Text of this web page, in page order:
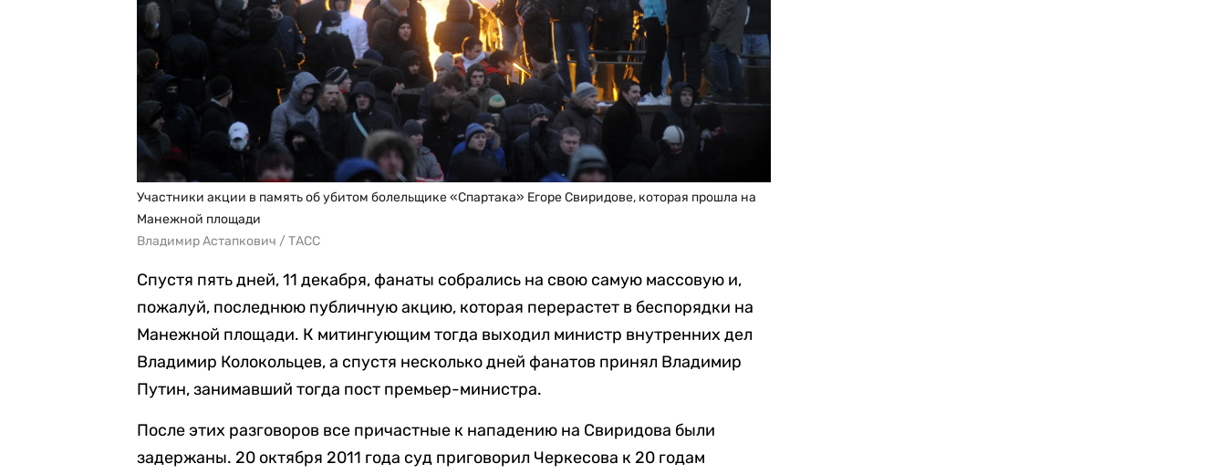
Участники акции в память об убитом болельщике «Спартака» Егоре Свиридове, которая прошла на
Манежной площади
Владимир Астапкович / ТАСС
Спустя пять дней, 11 декабря, фанаты собрались на свою самую массовую и,
пожалуй, последнюю публичную акцию, которая перерастет в беспорядки на
Манежной площади. К митингующим тогда выходил министр внутренних дел
Владимир Колокольцев, а спустя несколько дней фанатов принял Владимир
Путин, занимавший тогда пост премьер-министра.
После этих разговоров все причастные к нападению на Свиридова были
задержаны. 20 октября 2011 года суд приговорил Черкесова к 20 годам